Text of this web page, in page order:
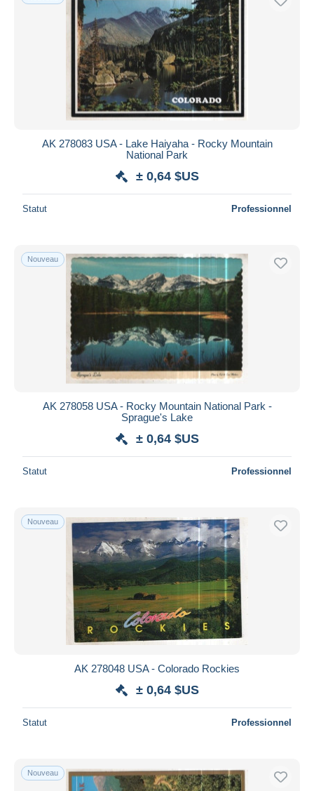
AK 278083 USA - Lake Haiyaha - Rocky Mountain
National Park
± 0,64 $US
Statut Professionnel
Nouveau
AK 278058 USA - Rocky Mountain National Park -
Sprague's Lake
± 0,64 $US
Statut Professionnel
Nouveau
AK 278048 USA - Colorado Rockies
± 0,64 $US
Statut Professionnel
Nouveau